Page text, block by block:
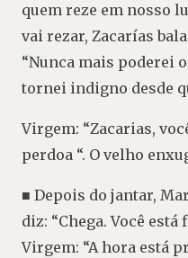
quem reze em nosso
vai rezar, Zacarías
“Nunca mais poderei
tornei indigno desde
Virgem: “Zacarias,
perdoa “. O velho
■ Depois do jantar,
diz: “Chega. Você
Virgem: “A hora está